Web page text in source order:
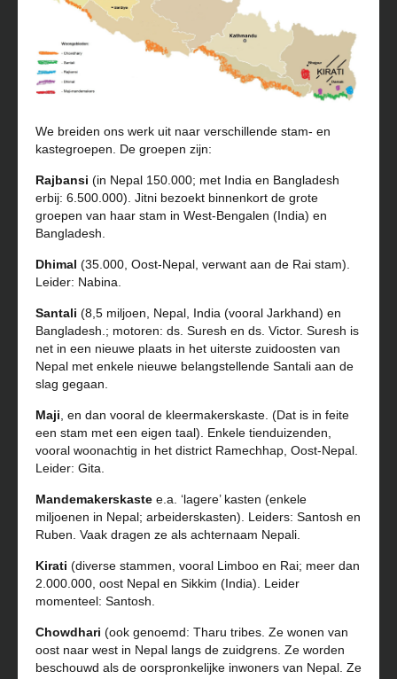
We breiden ons werk uit naar verschillende stam- en
kastegroepen. De groepen zijn:
Rajbansi (in Nepal 150.000; met India en Bangladesh
erbij: 6.500.000). Jitni bezoekt binnenkort de grote
groepen van haar stam in West-Bengalen (India) en
Bangladesh.
Dhimal (35.000, Oost-Nepal, verwant aan de Rai stam).
Leider: Nabina.
Santali (8,5 miljoen, Nepal, India (vooral Jarkhand) en
Bangladesh.; motoren: ds. Suresh en ds. Victor. Suresh is
net in een nieuwe plaats in het uiterste zuidoosten van
Nepal met enkele nieuwe belangstellende Santali aan de
slag gegaan.
Maji , en dan vooral de kleermakerskaste. (Dat is in feite
een stam met een eigen taal). Enkele tienduizenden,
vooral woonachtig in het district Ramechhap, Oost-Nepal.
Leider: Gita.
Mandemakerskaste e.a. ‘lagere’ kasten (enkele
miljoenen in Nepal; arbeiderskasten). Leiders: Santosh en
Ruben. Vaak dragen ze als achternaam Nepali.
Kirati (diverse stammen, vooral Limboo en Rai; meer dan
2.000.000, oost Nepal en Sikkim (India). Leider
momenteel: Santosh.
Chowdhari (ook genoemd: Tharu tribes. Ze wonen van
oost naar west in Nepal langs de zuidgrens. Ze worden
beschouwd als de oorspronkelijke inwoners van Nepal. Ze